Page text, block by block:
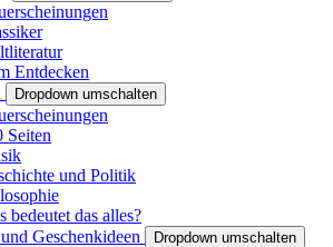
Entdecken
Dropdown umschalten
Seiten
und Politik
bedeutet das alles?
Geschenkideen
Dropdown umschalten